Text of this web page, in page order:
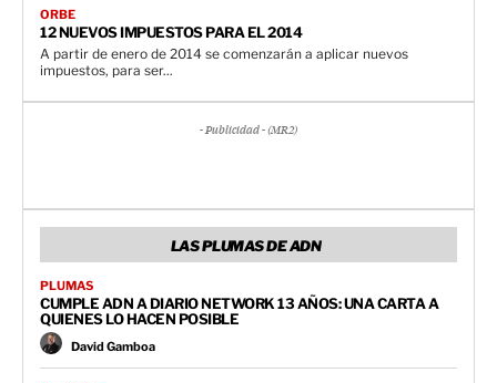
ORBE
12 NUEVOS IMPUESTOS PARA EL 2014
A partir de enero de 2014 se comenzarán a aplicar nuevos
impuestos, para ser...
- Publicidad - (MR2)
LAS PLUMAS DE ADN
PLUMAS
CUMPLE ADN A DIARIO NETWORK 13 AÑOS: UNA CARTA A
QUIENES LO HACEN POSIBLE
David Gamboa